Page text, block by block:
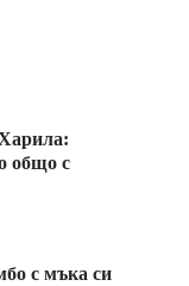
общо с
с мъка си